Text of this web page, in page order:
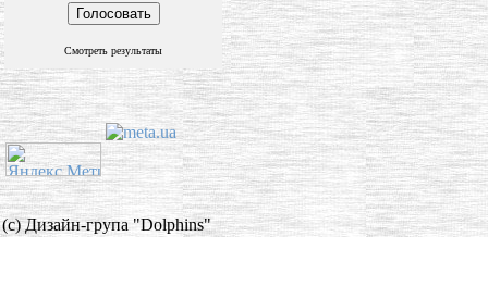
Смотреть результаты
(c) Дизайн-група "Dolphins"